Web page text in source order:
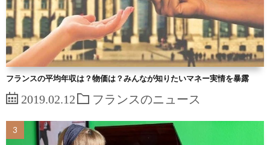
フランスの平均年収は？物価は？みんなが知りたいマネー実情を暴露
2019.02.12 フランスのニュース